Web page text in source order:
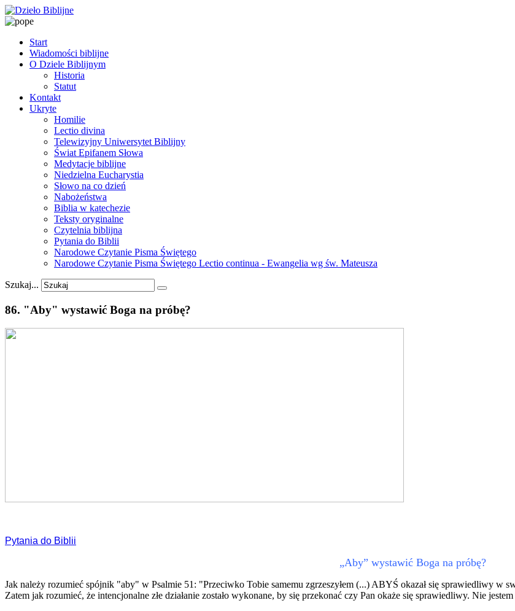
Start
Wiadomości biblijne
O Dziele Biblijnym
Historia
Statut
Kontakt
Ukryte
Homilie
Lectio divina
Telewizyjny Uniwersytet Biblijny
Świat Epifanem Słowa
Medytacje biblijne
Niedzielna Eucharystia
Słowo na co dzień
Nabożeństwa
Biblia w katechezie
Teksty oryginalne
Czytelnia biblijna
Pytania do Biblii
Narodowe Czytanie Pisma Świętego
Narodowe Czytanie Pisma Świętego Lectio continua - Ewangelia wg św. Mateusza
Szukaj...
86. "Aby" wystawić Boga na próbę?
Pytania do Biblii
„Aby” wystawić Boga na próbę?
Jak należy rozumieć spójnik "aby" w Psalmie 51: "Przeciwko Tobie samemu zgrzeszyłem (...) ABYŚ okazał się sprawiedliwy w
Zatem jak rozumieć, że intencjonalne złe działanie zostało wykonane, by się przekonać czy Pan okaże się sprawiedliwy. Nie